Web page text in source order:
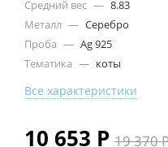
Средний вес — 8.83
Металл — Серебро
Проба — Ag 925
Тематика — коты
Все характеристики
10 653 Р 19 370